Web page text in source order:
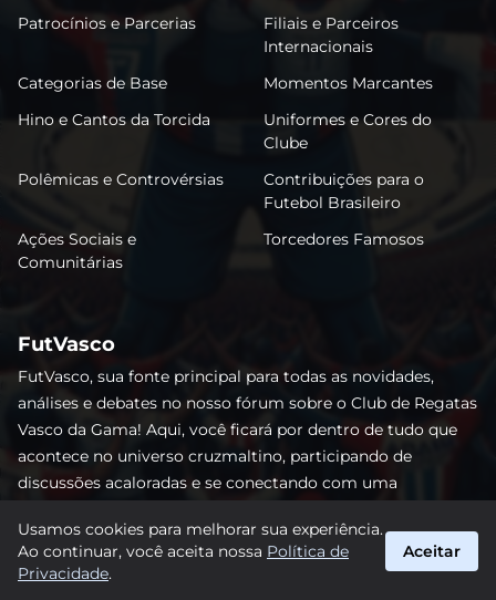
Patrocínios e Parcerias
Filiais e Parceiros
Internacionais
Categorias de Base
Momentos Marcantes
Hino e Cantos da Torcida
Uniformes e Cores do
Clube
Polêmicas e Controvérsias
Contribuições para o
Futebol Brasileiro
Ações Sociais e
Comunitárias
Torcedores Famosos
FutVasco
FutVasco, sua fonte principal para todas as novidades,
análises e debates no nosso fórum sobre o Club de Regatas
Vasco da Gama! Aqui, você ficará por dentro de tudo que
acontece no universo cruzmaltino, participando de
discussões acaloradas e se conectando com uma
nenhum lance e acompanhe de perto o caminho do Vasco
rumo às vitórias! #Vasco #FutVasco
Usamos cookies para melhorar sua experiência.
Ao continuar, você aceita nossa Política de
Privacidade.
Aceitar